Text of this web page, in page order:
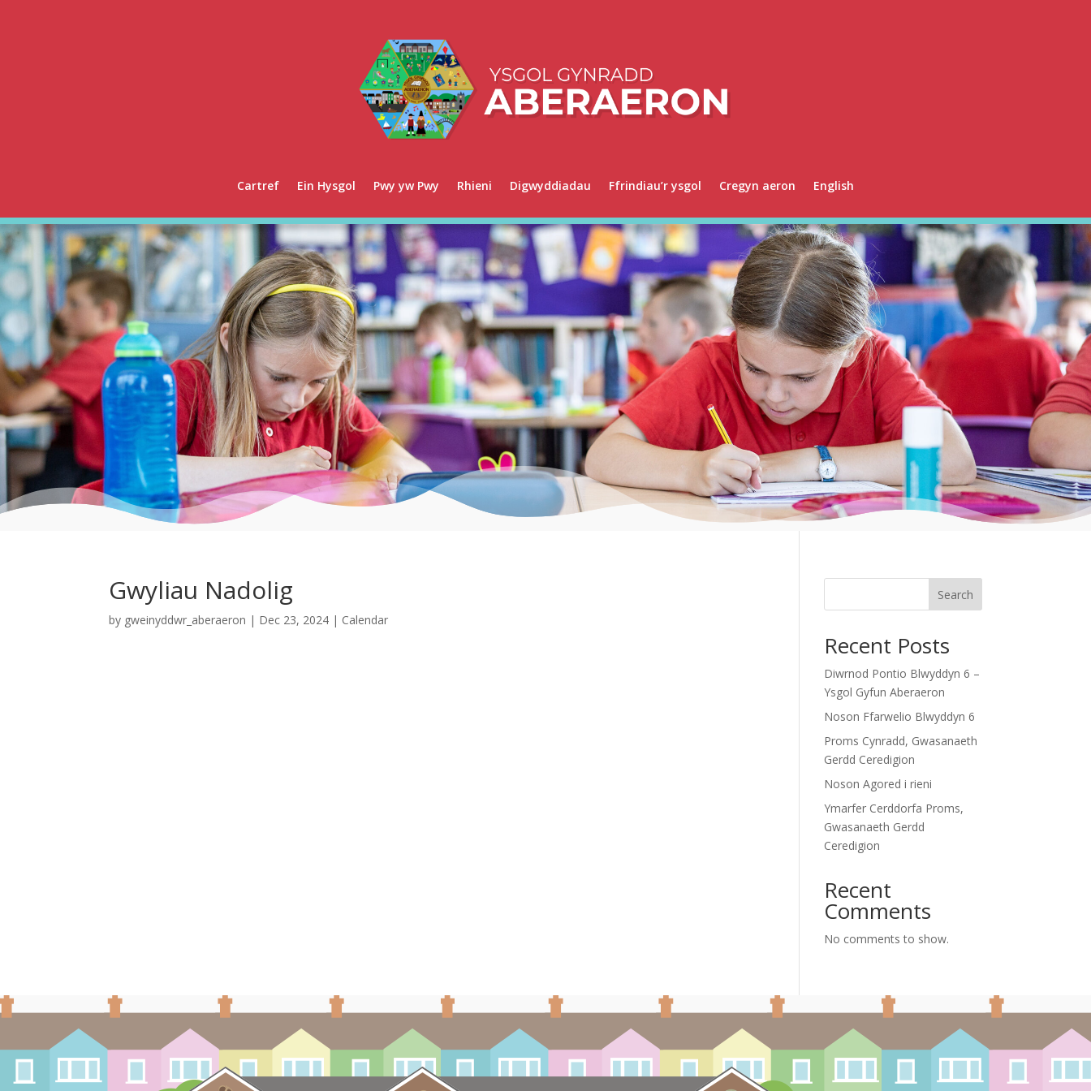
Cartref Ein Hysgol Pwy yw Pwy Rhieni Digwyddiadau Ffrindiau’r ysgol Cregyn aeron English
Gwyliau Nadolig
by gweinyddwr_aberaeron | Dec 23, 2024 | Calendar
Search
Recent Posts
Diwrnod Pontio Blwyddyn 6 –
Ysgol Gyfun Aberaeron
Noson Ffarwelio Blwyddyn 6
Proms Cynradd, Gwasanaeth
Gerdd Ceredigion
Noson Agored i rieni
Ymarfer Cerddorfa Proms,
Gwasanaeth Gerdd
Ceredigion
Recent
Comments
No comments to show.